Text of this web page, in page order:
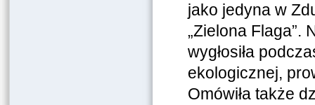
jako jedyna w
„Zielona Flaga”.
wygłosiła
ekologicznej,
Omówiła także